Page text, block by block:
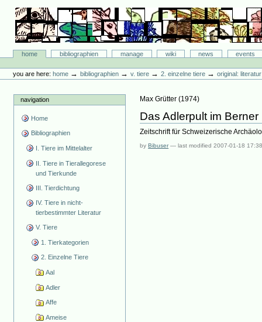
content.
navigation
Bibliographie-Portal
Sectionshome bibliographien manage wiki news
events
tools
you are here: home →bibliographien →v. tiere →2. einzelne tiere →original:
navigation
Home
Bibliographien
I. Tiere im Mittelalter
II. Tiere in Tierallegorese
und Tierkunde
III. Tierdichtung
IV. Tiere in nicht-
tierbestimmter Literatur
V. Tiere
1. Tierkategorien
2. Einzelne Tiere
Aal
Adler
Affe
Ameise
Max Grütter (1974)
Das Adlerpult im
Zeitschrift für Schweizerische
byBibuser —last modified2007-01-18